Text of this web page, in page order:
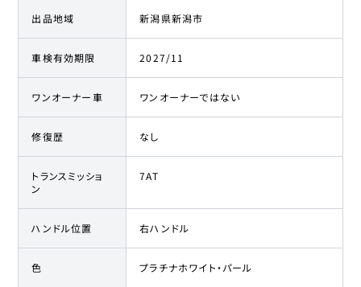
出品地域 新潟県新潟市
車検有効期限 2027/11
ワンオーナー車 ワンオーナーではない
修復歴 なし
トランスミッショ
ン
7AT
ハンドル位置 右ハンドル
色 プラチナホワイト・パール